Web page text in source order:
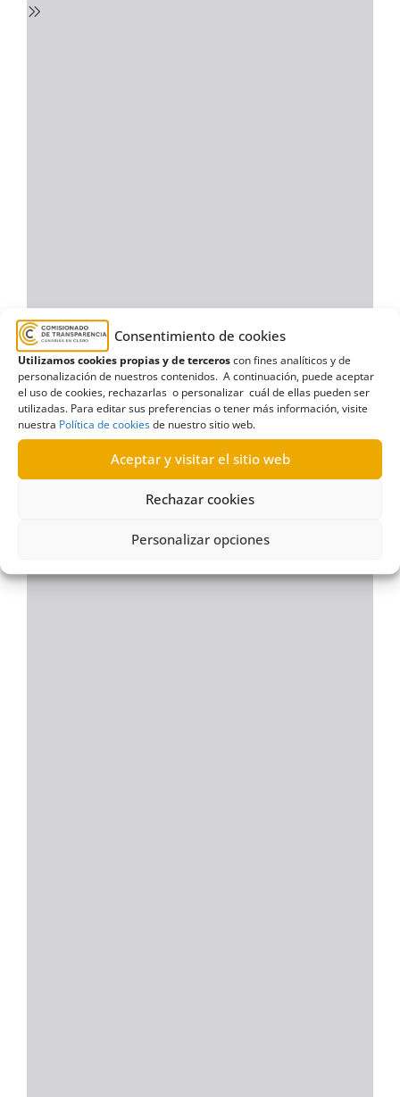
Consentimiento de cookies
Utilizamos cookies propias y de terceroscon fines analíticos y de
personalización de nuestros contenidos. A continuación, puede aceptar
el uso de cookies, rechazarlas o personalizar cuál de ellas pueden ser
utilizadas. Para editar sus preferencias o tener más información, visite
nuestra Política de cookiesde nuestro sitio web.
Aceptar y visitar el sitio web
Rechazar cookies
Personalizar opciones